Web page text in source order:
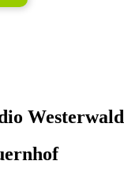
Westerwald